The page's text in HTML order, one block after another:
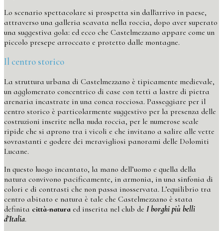
Lo scenario spettacolare si prospetta sin dall'arrivo in paese,
attraverso una galleria scavata nella roccia, dopo aver superato
una suggestiva gola: ed ecco che Castelmezzano appare come un
piccolo presepe arroccato e protetto dalle montagne.
Il centro storico
La struttura urbana di Castelmezzano è tipicamente medievale,
un agglomerato concentrico di case con tetti a lastre di pietra
arenaria incastrate in una conca rocciosa. Passeggiare per il
centro storico è particolarmente suggestivo per la presenza delle
costruzioni inserite nella nuda roccia, per le numerose scale
ripide che si aprono tra i vicoli e che invitano a salire alle vette
sovrastanti e godere dei meravigliosi panorami delle Dolomiti
Lucane.
In questo luogo incantato, la mano dell’uomo e quella della
natura convivono pacificamente, in armonia, in una sinfonia di
colori e di contrasti che non passa inosservata. L’equilibrio tra
centro abitato e natura è tale che Castelmezzano è stata
definita città-natura ed inserita nel club de I borghi più belli
d’Italia.